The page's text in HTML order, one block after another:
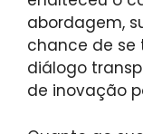
abordagem,
chance de se
diálogo
de inovação